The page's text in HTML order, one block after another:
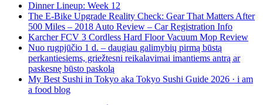
Dinner Lineup: Week 12
The E-Bike Upgrade Reality Check: Gear That Matters After
500 Miles – 2018 Auto Review – Car Registration Info
Karcher FCV 3 Cordless Hard Floor Vacuum Mop Review
Nuo rugpjūčio 1 d. – daugiau galimybių pirmą būstą
perkantiesiems, griežtesni reikalavimai imantiems antrą ar
paskesnę būsto paskolą
My Best Sushi in Tokyo aka Tokyo Sushi Guide 2026 · i am
a food blog